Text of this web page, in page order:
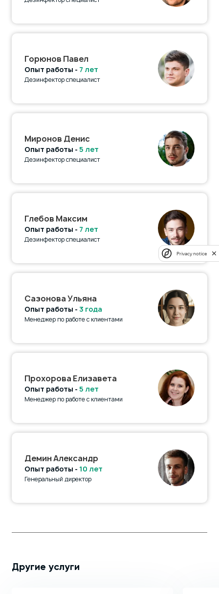
Горюнов Павел
Опыт работы - 7 лет
Дезинфектор специалист
Миронов Денис
Опыт работы - 5 лет
Дезинфектор специалист
Глебов Максим
Опыт работы - 7 лет
Дезинфектор специалист
Сазонова Ульяна
Опыт работы - 3 года
Менеджер по работе с клиентами
Прохорова Елизавета
Опыт работы - 5 лет
Менеджер по работе с клиентами
Демин Александр
Опыт работы - 10 лет
Генеральный директор
Другие услуги
Privacy notice